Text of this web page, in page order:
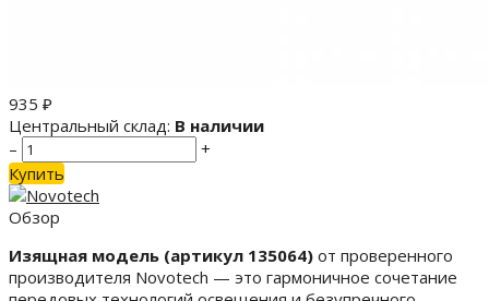
935 ₽
Центральный склад: В наличии
–
+
Купить
Обзор
Изящная модель (артикул 135064) от проверенного
производителя Novotech — это гармоничное сочетание